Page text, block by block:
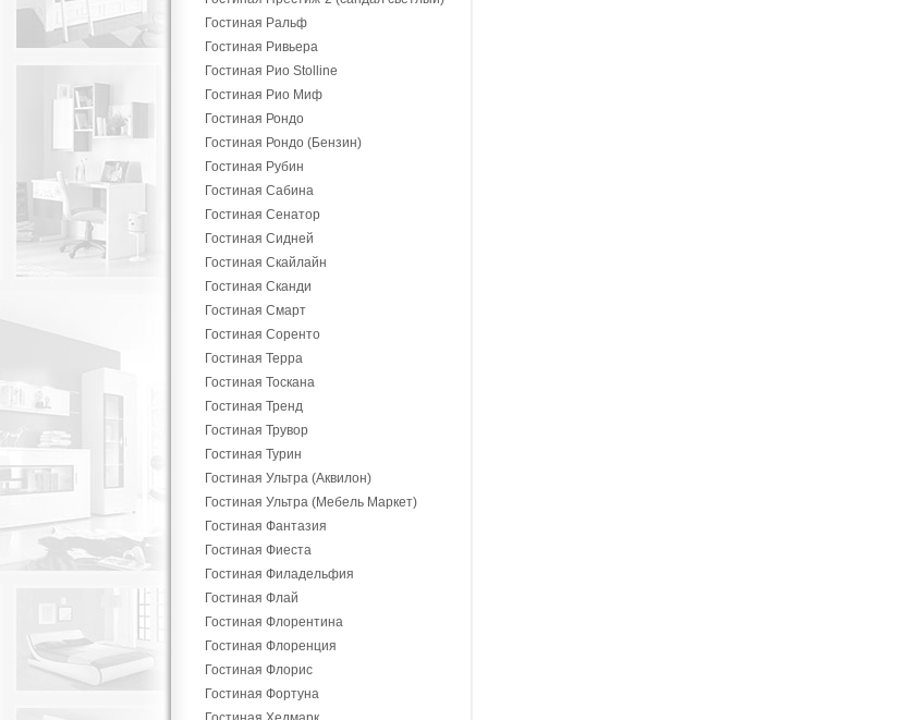
Гостиная Ральф
Гостиная Ривьера
Гостиная Рио Stolline
Гостиная Рио Миф
Гостиная Рондо
Гостиная Рондо (Бензин)
Гостиная Рубин
Гостиная Сабина
Гостиная Сенатор
Гостиная Сидней
Гостиная Скайлайн
Гостиная Сканди
Гостиная Смарт
Гостиная Соренто
Гостиная Терра
Гостиная Тоскана
Гостиная Тренд
Гостиная Трувор
Гостиная Турин
Гостиная Ультра (Аквилон)
Гостиная Ультра (Мебель Маркет)
Гостиная Фантазия
Гостиная Фиеста
Гостиная Филадельфия
Гостиная Флай
Гостиная Флорентина
Гостиная Флоренция
Гостиная Флорис
Гостиная Фортуна